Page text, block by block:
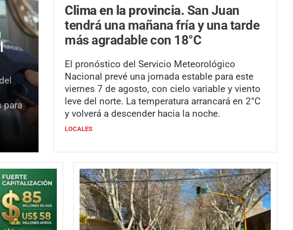
para
Clima en la provincia. San Juan
tendrá una mañana fría y una tarde
más agradable con 18°C
El pronóstico del Servicio Meteorológico
Nacional prevé una jornada estable para este
viernes 7 de agosto, con cielo variable y viento
leve del norte. La temperatura arrancará en 2°C
y volverá a descender hacia la noche.
LOCALES